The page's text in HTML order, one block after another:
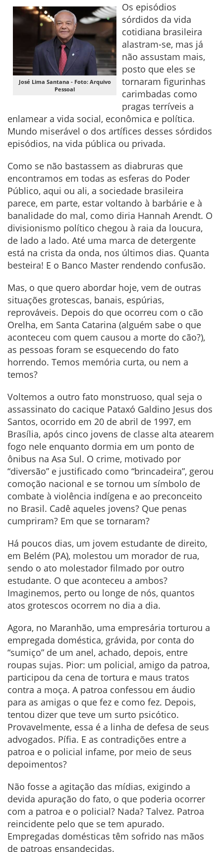
José Lima Santana - Foto: Arquivo
Pessoal
Os episódios
sórdidos da vida
cotidiana brasileira
alastram-se, mas já
não assustam mais,
posto que eles se
tornaram figurinhas
carimbadas como
pragas terríveis a
enlamear a vida social, econômica e política.
Mundo miserável o dos artífices desses sórdidos
episódios, na vida pública ou privada.
Como se não bastassem as diabruras que
encontramos em todas as esferas do Poder
Público, aqui ou ali, a sociedade brasileira
parece, em parte, estar voltando à barbárie e à
banalidade do mal, como diria Hannah Arendt. O
divisionismo político chegou à raia da loucura,
de lado a lado. Até uma marca de detergente
está na crista da onda, nos últimos dias. Quanta
besteira! E o Banco Master rendendo confusão.
Mas, o que quero abordar hoje, vem de outras
situações grotescas, banais, espúrias,
reprováveis. Depois do que ocorreu com o cão
Orelha, em Santa Catarina (alguém sabe o que
aconteceu com quem causou a morte do cão?),
as pessoas foram se esquecendo do fato
horrendo. Temos memória curta, ou nem a
temos?
Voltemos a outro fato monstruoso, qual seja o
assassinato do cacique Pataxó Galdino Jesus dos
Santos, ocorrido em 20 de abril de 1997, em
Brasília, após cinco jovens de classe alta atearem
fogo nele enquanto dormia em um ponto de
ônibus na Asa Sul. O crime, motivado por
“diversão” e justificado como “brincadeira”, gerou
comoção nacional e se tornou um símbolo de
combate à violência indígena e ao preconceito
no Brasil. Cadê aqueles jovens? Que penas
cumpriram? Em que se tornaram?
Há poucos dias, um jovem estudante de direito,
em Belém (PA), molestou um morador de rua,
sendo o ato molestador filmado por outro
estudante. O que aconteceu a ambos?
Imaginemos, perto ou longe de nós, quantos
atos grotescos ocorrem no dia a dia.
Agora, no Maranhão, uma empresária torturou a
empregada doméstica, grávida, por conta do
“sumiço” de um anel, achado, depois, entre
roupas sujas. Pior: um policial, amigo da patroa,
participou da cena de tortura e maus tratos
contra a moça. A patroa confessou em áudio
para as amigas o que fez e como fez. Depois,
tentou dizer que teve um surto psicótico.
Provavelmente, essa é a linha de defesa de seus
advogados. Pífia. E as contradições entre a
patroa e o policial infame, por meio de seus
depoimentos?
Não fosse a agitação das mídias, exigindo a
devida apuração do fato, o que poderia ocorrer
com a patroa e o policial? Nada? Talvez. Patroa
reincidente pelo que se tem apurado.
Empregadas domésticas têm sofrido nas mãos
de patroas ensandecidas.